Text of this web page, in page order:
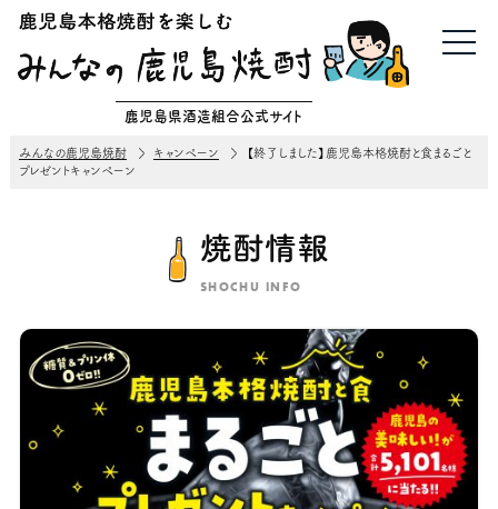
鹿児島県酒造組合公式サイト
みんなの鹿児島焼酎 キャンペーン
【終了しました】鹿児島本格焼酎と食まるごと
プレゼントキャンペーン
焼酎情報
SHOCHU INFO